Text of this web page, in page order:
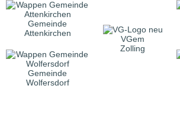
Gemeinde
Attenkirchen
VGem
Zolling
Gemeinde
Wolfersdorf